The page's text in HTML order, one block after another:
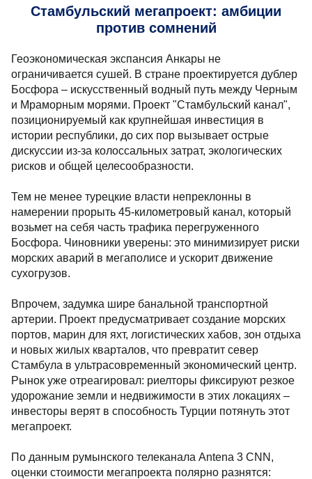
Стамбульский мегапроект: амбиции
против сомнений
Геоэкономическая экспансия Анкары не
ограничивается сушей. В стране проектируется дублер
Босфора – искусственный водный путь между Черным
и Мраморным морями. Проект "Стамбульский канал",
позиционируемый как крупнейшая инвестиция в
истории республики, до сих пор вызывает острые
дискуссии из-за колоссальных затрат, экологических
рисков и общей целесообразности.
Тем не менее турецкие власти непреклонны в
намерении прорыть 45-километровый канал, который
возьмет на себя часть трафика перегруженного
Босфора. Чиновники уверены: это минимизирует риски
морских аварий в мегаполисе и ускорит движение
сухогрузов.
Впрочем, задумка шире банальной транспортной
артерии. Проект предусматривает создание морских
портов, марин для яхт, логистических хабов, зон отдыха
и новых жилых кварталов, что превратит север
Стамбула в ультрасовременный экономический центр.
Рынок уже отреагировал: риелторы фиксируют резкое
удорожание земли и недвижимости в этих локациях –
инвесторы верят в способность Турции потянуть этот
мегапроект.
По данным румынского телеканала Antena 3 CNN,
оценки стоимости мегапроекта полярно разнятся: